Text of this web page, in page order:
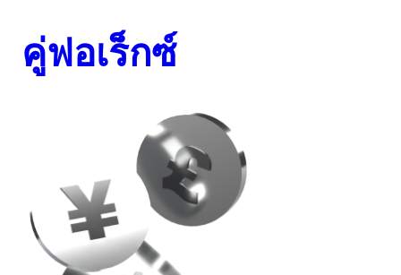
คู่ฟอเร็กซ์